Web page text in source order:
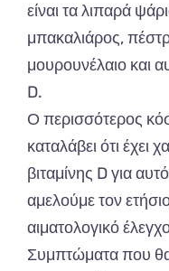
είναι τα λιπαρά
μπακαλιάρος,
μουρουνέλαιο και
D.
Ο περισσότερος
καταλάβει ότι έχει
βιταμίνης D για
αμελούμε τον
αιματολογικό
Συμπτώματα που